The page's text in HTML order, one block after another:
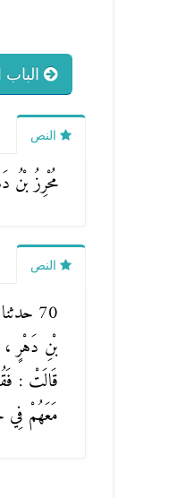
النص
مُحْرِزُ بْنُ
النص
70 حدثنا
بْنِ دَهْرٍ
قَالَتْ :
مَعَهُمْ فِي